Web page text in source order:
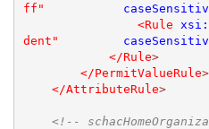
ff"
<Rule
dent"
</Rule>
</PermitValueRule>
</AttributeRule>
<!--